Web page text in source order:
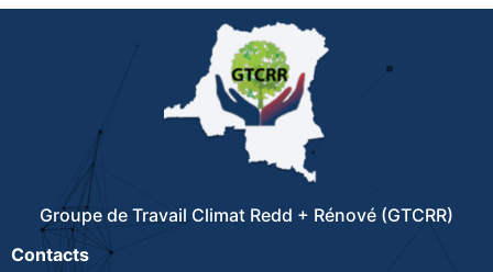
Groupe de Travail Climat Redd + Rénové (GTCRR)
Contacts